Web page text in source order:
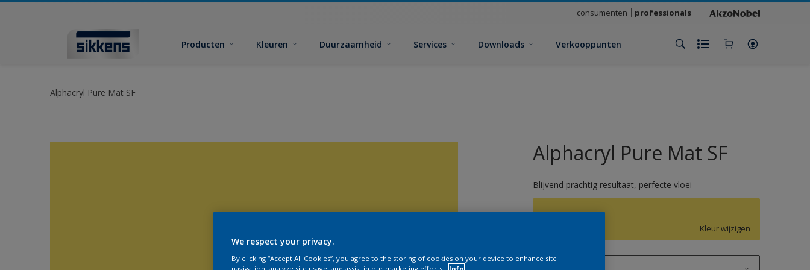
consumenten professionals
Producten Kleuren Duurzaamheid Services Downloads Verkooppunten
Alphacryl Pure Mat SF
Alphacryl Pure Mat SF
Blijvend prachtig resultaat, perfecte vloei
G3.46.83
Kleur wijzigen
We respect your privacy.
By clicking “Accept All Cookies”, you agree to the storing of cookies on your device to enhance site